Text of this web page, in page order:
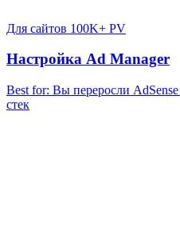
Для сайтов 100K+ PV
Настройка Ad Manager
Best for: Вы переросли
стек